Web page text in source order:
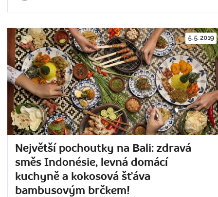
5. 5. 2019
Největší pochoutky na Bali: zdravá
směs Indonésie, levná domácí
kuchyně a kokosová šťáva
bambusovým brčkem!